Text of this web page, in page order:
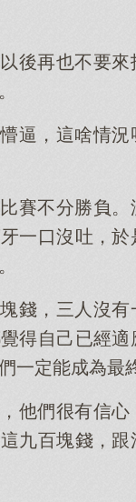
以後再也不要
逼，這啥情況
賽不分勝負。
一口沒吐，
錢，三人沒有
得自己已經適
一定能成為最
他們很有信心
九百塊錢，